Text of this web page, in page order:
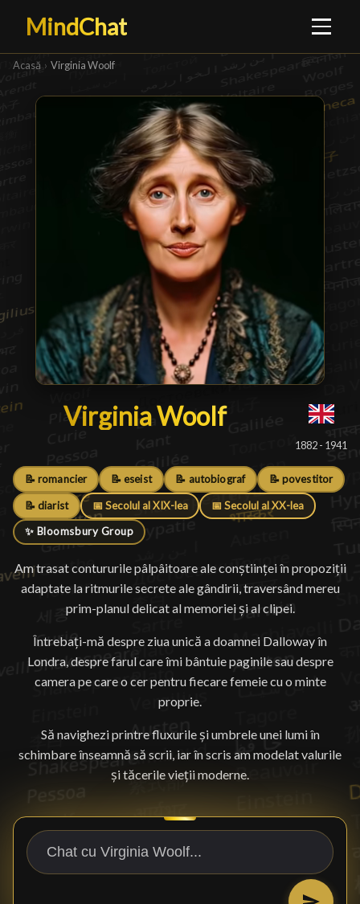
MindChat
Acasă › Virginia Woolf
Virginia Woolf
Virginia Woolf█
1882 - 1941
📝 romancier 📝 eseist 📝 autobiograf 📝 povestitor
📝 diarist 📅 Secolul al XIX-lea 📅 Secolul al XX-lea
✨ Bloomsbury Group
Am trasat contururile pâlpâitoare ale conștiinței în propoziții
adaptate la ritmurile secrete ale gândirii, traversând mereu
prim-planul delicat al memoriei și al clipei.
Întrebați-mă despre ziua unică a doamnei Dalloway în
Londra, despre farul care îmi bântuie paginile sau despre
camera pe care o cer pentru fiecare femeie cu o minte
proprie.
Să navighezi printre fluxurile și umbrele unei lumi în
schimbare înseamnă să scrii, iar în scris am modelat valurile
și tăcerile vieții moderne.